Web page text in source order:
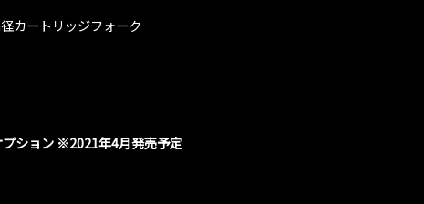
カートリッジフォーク
ション ※2021年4月発売予定